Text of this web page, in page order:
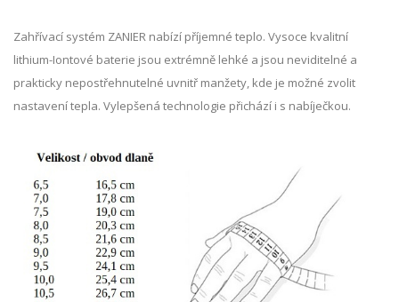
Zahřívací systém ZANIER nabízí příjemné teplo. Vysoce kvalitní
lithium-Iontové baterie jsou extrémně lehké a jsou neviditelné a
prakticky nepostřehnutelné uvnitř manžety, kde je možné zvolit
nastavení tepla. Vylepšená technologie přichází i s nabíječkou.